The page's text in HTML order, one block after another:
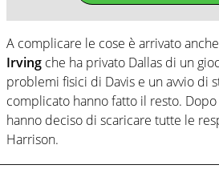
A complicare le cose è arrivato anche
Irving che ha privato Dallas di un
problemi fisici di Davis e un avvio di
complicato hanno fatto il resto.
hanno deciso di scaricare tutte le
Harrison.